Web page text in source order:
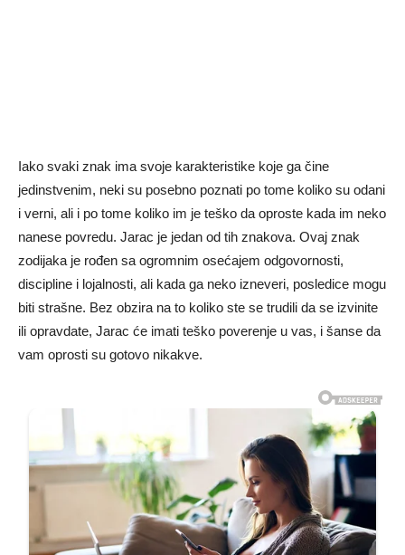
Iako svaki znak ima svoje karakteristike koje ga čine
jedinstvenim, neki su posebno poznati po tome koliko su odani
i verni, ali i po tome koliko im je teško da oproste kada im neko
nanese povredu. Jarac je jedan od tih znakova. Ovaj znak
zodijaka je rođen sa ogromnim osećajem odgovornosti,
discipline i lojalnosti, ali kada ga neko izneveri, posledice mogu
biti strašne. Bez obzira na to koliko ste se trudili da se izvinite
ili opravdate, Jarac će imati teško poverenje u vas, i šanse da
vam oprosti su gotovo nikakve.